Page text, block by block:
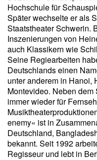
Hochschule für
Später wechselte er als
Staatstheater Schwerin.
Inszenierungen von
auch Klassikern wie
Seine Regiearbeiten
Deutschlands einen
unter anderem in Hanoi,
Montevideo. Neben
immer wieder für
enemy« ist in
Deutschland,
bekannt. Seit 1992
Regisseur und lebt in